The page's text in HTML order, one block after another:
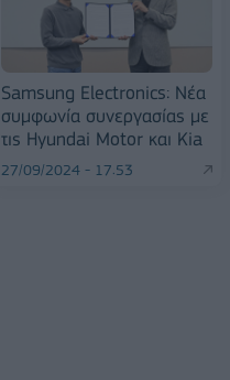
Samsung Electronics: Νέα
συμφωνία συνεργασίας με
τις Hyundai Motor και Kia
27/09/2024 - 17:53